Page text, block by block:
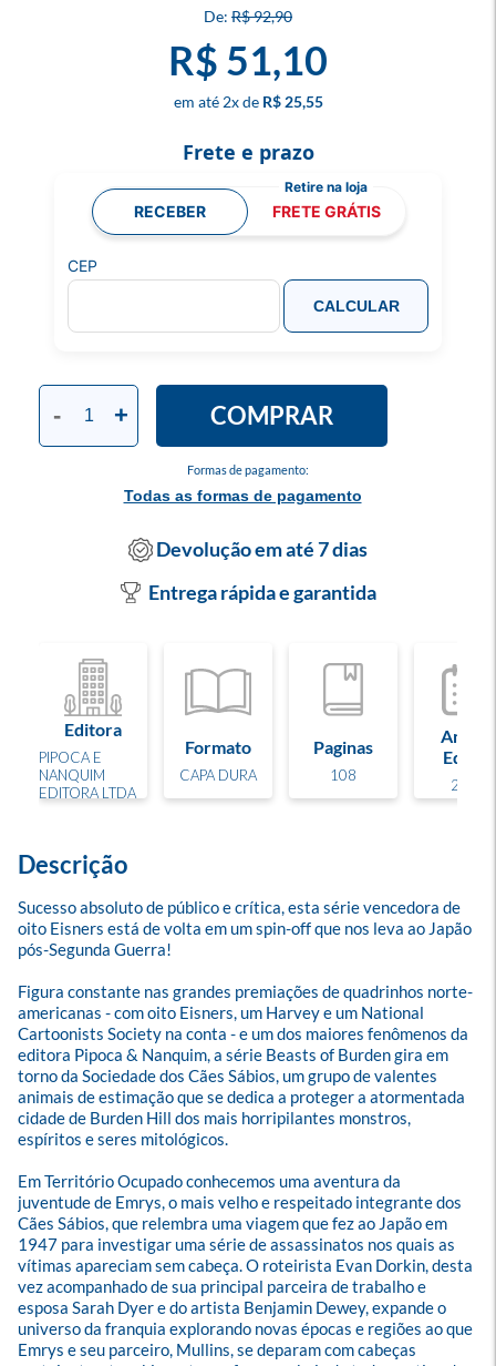
R$ 92,90
R$ 51,10
2x R$ 25,55
Formas de pagamento:
Todas as formas de pagamento
- + COMPRAR
Frete e prazo
RECEBER FRETE GRÁTIS
CEP
CALCULAR
Devolução em até 7 dias
Entrega rápida e garantida
Editora
PIPOCA E
NANQUIM
EDITORA LTDA
Formato
CAPA DURA
Paginas
108
Ano de
Edição
2025
Descrição
Sucesso absoluto de público e crítica, esta série vencedora de
oito Eisners está de volta em um spin-off que nos leva ao Japão
pós-Segunda Guerra!
Figura constante nas grandes premiações de quadrinhos norte-
americanas - com oito Eisners, um Harvey e um National
Cartoonists Society na conta - e um dos maiores fenômenos da
editora Pipoca & Nanquim, a série Beasts of Burden gira em
torno da Sociedade dos Cães Sábios, um grupo de valentes
animais de estimação que se dedica a proteger a atormentada
cidade de Burden Hill dos mais horripilantes monstros,
espíritos e seres mitológicos.
Em Território Ocupado conhecemos uma aventura da
juventude de Emrys, o mais velho e respeitado integrante dos
Cães Sábios, que relembra uma viagem que fez ao Japão em
1947 para investigar uma série de assassinatos nos quais as
vítimas apareciam sem cabeça. O roteirista Evan Dorkin, desta
vez acompanhado de sua principal parceira de trabalho e
esposa Sarah Dyer e do artista Benjamin Dewey, expande o
universo da franquia explorando novas épocas e regiões ao que
Emrys e seu parceiro, Mullins, se deparam com cabeças